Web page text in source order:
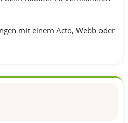
mit einem Acto, Webb oder